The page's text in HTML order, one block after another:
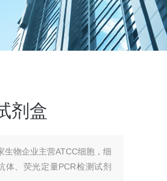
剂盒
生物企业主营ATCC细胞，细
体、荧光定量PCR检测试剂